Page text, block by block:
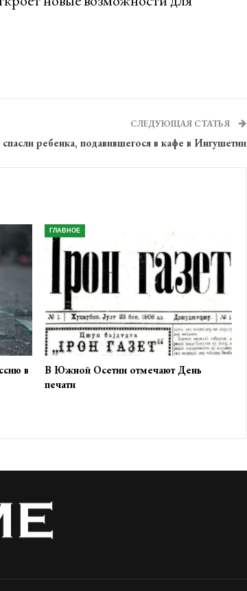
СЛЕДУЮЩАЯ СТАТЬЯ
спасли ребенка, подавившегося в кафе в Ингушетии
в
ГЛАВНОЕ
В Южной Осетии отмечают День
печати